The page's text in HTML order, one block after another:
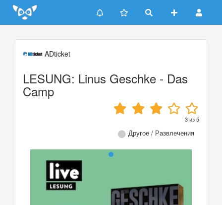
Update cookies preferences
ADticket
LESUNG: Linus Geschke - Das
Camp
3из5
Другое / Развлечения